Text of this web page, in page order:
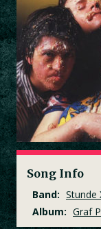
Song Info
Band: Stunde
Album: Graf